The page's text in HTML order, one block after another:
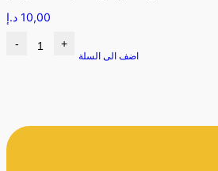
10,00 د.إ
- +
اضف الى السلة